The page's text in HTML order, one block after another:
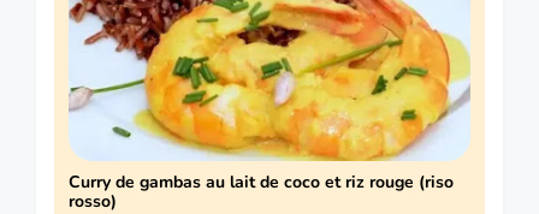
Curry de gambas au lait de coco et riz rouge (riso
rosso)